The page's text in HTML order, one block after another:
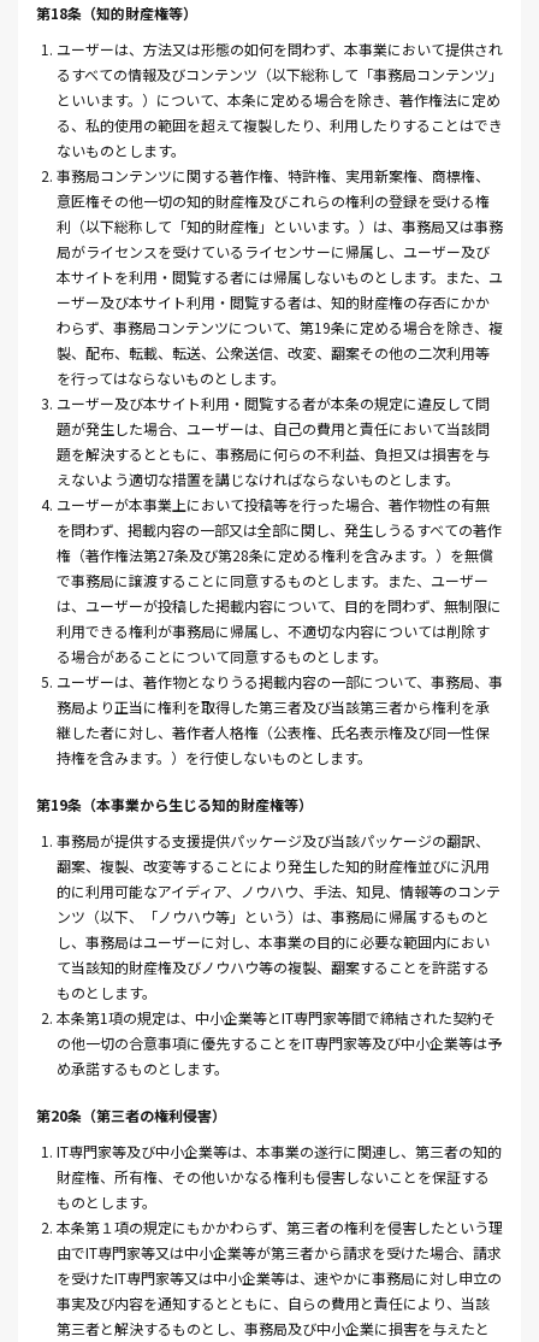
第18条（知的財産権等）
1. ユーザーは、方法又は形態の如何を問わず、本事業において提供され
るすべての情報及びコンテンツ（以下総称して「事務局コンテンツ」
といいます。）について、本条に定める場合を除き、著作権法に定め
る、私的使用の範囲を超えて複製したり、利用したりすることはでき
ないものとします。
2. 事務局コンテンツに関する著作権、特許権、実用新案権、商標権、
意匠権その他一切の知的財産権及びこれらの権利の登録を受ける権
利（以下総称して「知的財産権」といいます。）は、事務局又は事務
局がライセンスを受けているライセンサーに帰属し、ユーザー及び
本サイトを利用・閲覧する者には帰属しないものとします。また、ユ
ーザー及び本サイト利用・閲覧する者は、知的財産権の存否にかか
わらず、事務局コンテンツについて、第19条に定める場合を除き、複
製、配布、転載、転送、公衆送信、改変、翻案その他の二次利用等
を行ってはならないものとします。
3. ユーザー及び本サイト利用・閲覧する者が本条の規定に違反して問
題が発生した場合、ユーザーは、自己の費用と責任において当該問
題を解決するとともに、事務局に何らの不利益、負担又は損害を与
えないよう適切な措置を講じなければならないものとします。
4. ユーザーが本事業上において投稿等を行った場合、著作物性の有無
を問わず、掲載内容の一部又は全部に関し、発生しうるすべての著作
権（著作権法第27条及び第28条に定める権利を含みます。）を無償
で事務局に譲渡することに同意するものとします。また、ユーザー
は、ユーザーが投稿した掲載内容について、目的を問わず、無制限に
利用できる権利が事務局に帰属し、不適切な内容については削除す
る場合があることについて同意するものとします。
5. ユーザーは、著作物となりうる掲載内容の一部について、事務局、事
務局より正当に権利を取得した第三者及び当該第三者から権利を承
継した者に対し、著作者人格権（公表権、氏名表示権及び同一性保
持権を含みます。）を行使しないものとします。
第19条（本事業から生じる知的財産権等）
1. 事務局が提供する支援提供パッケージ及び当該パッケージの翻訳、
翻案、複製、改変等することにより発生した知的財産権並びに汎用
的に利用可能なアイディア、ノウハウ、手法、知見、情報等のコンテ
ンツ（以下、「ノウハウ等」という）は、事務局に帰属するものと
し、事務局はユーザーに対し、本事業の目的に必要な範囲内におい
て当該知的財産権及びノウハウ等の複製、翻案することを許諾する
ものとします。
2. 本条第1項の規定は、中小企業等とIT専門家等間で締結された契約そ
の他一切の合意事項に優先することをIT専門家等及び中小企業等は予
め承諾するものとします。
第20条（第三者の権利侵害）
1. IT専門家等及び中小企業等は、本事業の遂行に関連し、第三者の知的
財産権、所有権、その他いかなる権利も侵害しないことを保証する
ものとします。
2. 本条第１項の規定にもかかわらず、第三者の権利を侵害したという理
由でIT専門家等又は中小企業等が第三者から請求を受けた場合、請求
を受けたIT専門家等又は中小企業等は、速やかに事務局に対し申立の
事実及び内容を通知するとともに、自らの費用と責任により、当該
第三者と解決するものとし、事務局及び中小企業に損害を与えたと